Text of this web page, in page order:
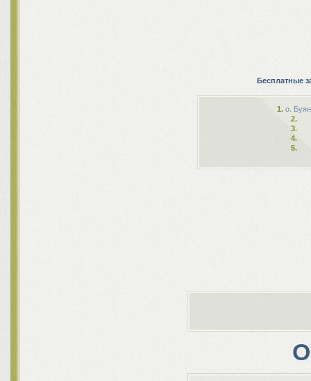
Бесплатные
1. о. Буян
2.
3.
4.
5.